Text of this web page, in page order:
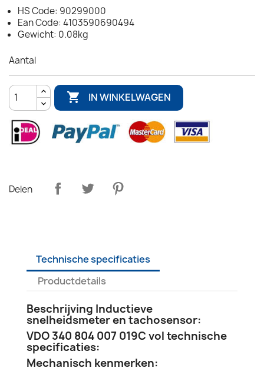
HS Code: 90299000
Ean Code: 4103590690494
Gewicht: 0.08kg
Aantal
 IN WINKELWAGEN
Delen
Technische specificaties
Productdetails
Beschrijving Inductieve
snelheidsmeter en tachosensor:
VDO 340 804 007 019C vol technische
specificaties:
Mechanisch kenmerken: